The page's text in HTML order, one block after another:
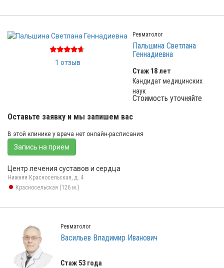
1 отзыв
Ревматолог
Пальшина Светлана
Геннадиевна
Стаж 18 лет
Кандидат медицинских
наук
Стоимость уточняйте
Оставьте заявку и мы запишем вас
В этой клинике у врача нет онлайн-расписания
Запись на прием
Центр лечения суставов и сердца
Нижняя Красносельская, д. 4
Красносельская (126 м.)
Ревматолог
Васильев Владимир Иванович
Стаж 53 года